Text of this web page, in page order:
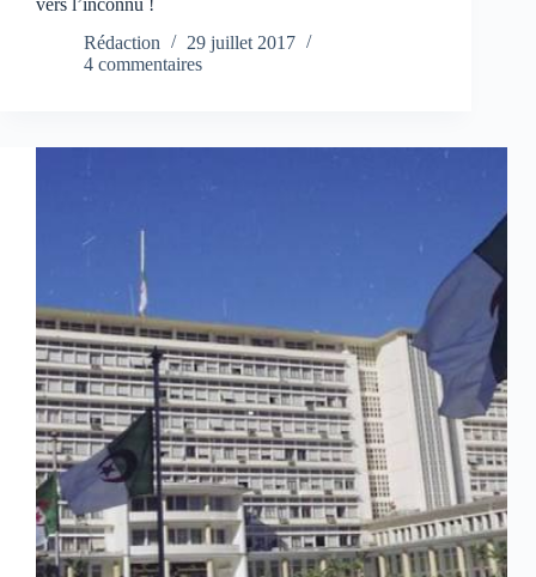
Rédaction
29 juillet 2017
4 commentaires